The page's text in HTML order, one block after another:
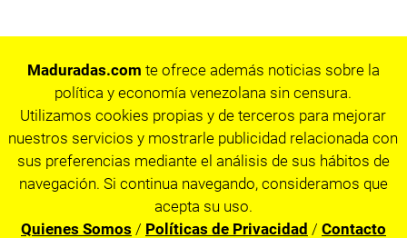
Maduradas.com te ofrece además noticias sobre la
política y economía venezolana sin censura.
Utilizamos cookies propias y de terceros para mejorar
nuestros servicios y mostrarle publicidad relacionada con
sus preferencias mediante el análisis de sus hábitos de
navegación. Si continua navegando, consideramos que
acepta su uso.
Quienes Somos / Políticas de Privacidad / Contacto